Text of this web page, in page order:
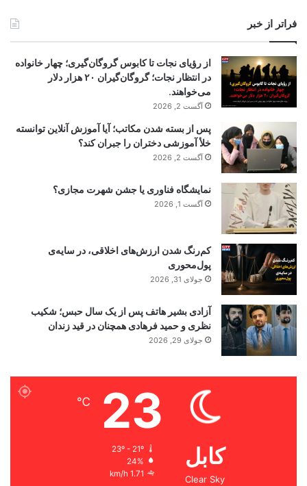
فراتر از خبر
از رؤیای نجات تا کابوس گروگان‌گیری؛ چهار خانواده
در انتظار نجات؛ گروگان‌گیران ۲۰ هزار دلار
می‌خواهند.
آگست 2, 2026
پس از بسته شدن مکاتب؛ آیا آموزش آنلاین توانسته
خلأ آموزشی دختران را جبران کند؟
آگست 2, 2026
نمایشگاه فناوری یا جشن شهرت مجازی؟
آگست 1, 2026
کم‌رنگ شدن ارزش‌های اخلاقی، در سایه‌ی
پول‌محوری
جولای 31, 2026
آزادی بشیر هاتف پس از یک سال حبس؛ شکیب
نظری و حمید فرهادی همچنان در قید زندان
جولای 29, 2026
کابل
Clear Sky
23
℃
23º - 21º
24%
1.71 km/h